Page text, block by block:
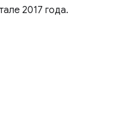
2017 года.